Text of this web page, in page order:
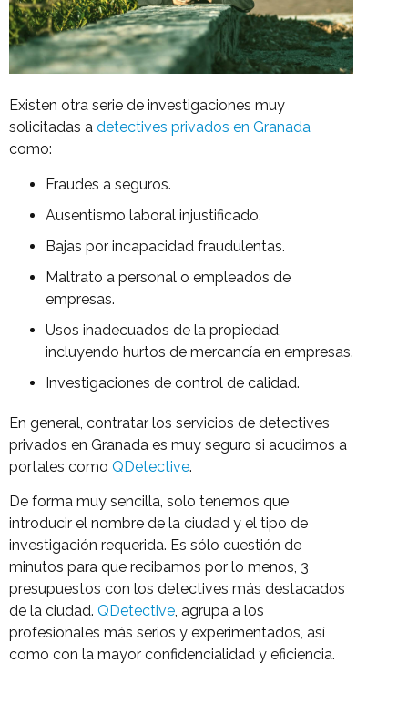
Existen otra serie de investigaciones muy
solicitadas a detectives privados en Granada
como:
Fraudes a seguros.
Ausentismo laboral injustificado.
Bajas por incapacidad fraudulentas.
Maltrato a personal o empleados de
empresas.
Usos inadecuados de la propiedad,
incluyendo hurtos de mercancía en empresas.
Investigaciones de control de calidad.
En general, contratar los servicios de detectives
privados en Granada es muy seguro si acudimos a
portales como QDetective.
De forma muy sencilla, solo tenemos que
introducir el nombre de la ciudad y el tipo de
investigación requerida. Es sólo cuestión de
minutos para que recibamos por lo menos, 3
presupuestos con los detectives más destacados
de la ciudad. QDetective, agrupa a los
profesionales más serios y experimentados, así
como con la mayor confidencialidad y eficiencia.